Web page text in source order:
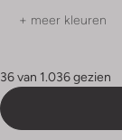
+ meer kleuren
36 van 1.036 gezien